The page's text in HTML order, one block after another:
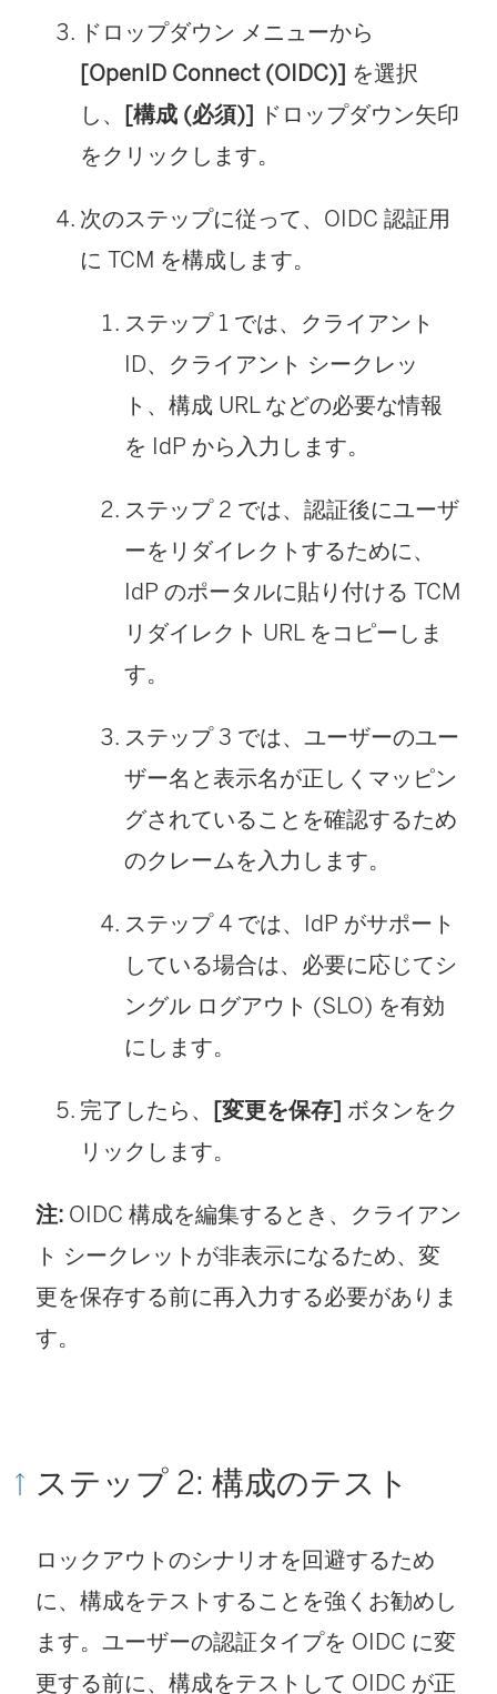
ドロップダウン メニューから
[OpenID Connect (OIDC)] を選択
し、 [構成 (必須)] ドロップダウン矢印
をクリックします。
次のステップに従って、OIDC 認証用
に TCM を構成します。
ステップ 1 では、クライアント
ID、クライアント シークレッ
ト、構成 URL などの必要な情報
を IdP から入力します。
ステップ 2 では、認証後にユーザ
ーをリダイレクトするために、
IdP のポータルに貼り付ける TCM
リダイレクト URL をコピーしま
す。
ステップ 3 では、ユーザーのユー
ザー名と表示名が正しくマッピン
グされていることを確認するため
のクレームを入力します。
ステップ 4 では、IdP がサポート
している場合は、必要に応じてシ
ングル ログアウト (SLO) を有効
にします。
完了したら、 [変更を保存] ボタンをク
リックします。
注: OIDC 構成を編集するとき、クライアン
ト シークレットが非表示になるため、変
更を保存する前に再入力する必要がありま
す。
ステップ 2: 構成のテスト
ロックアウトのシナリオを回避するため
に、構成をテストすることを強くお勧めし
ます。ユーザーの認証タイプを OIDC に変
更する前に、構成をテストして OIDC が正